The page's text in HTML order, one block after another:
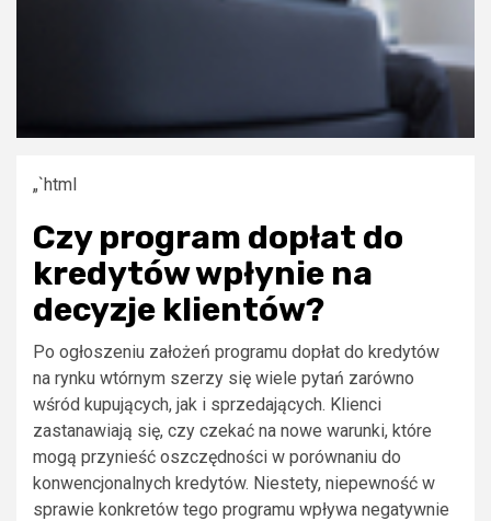
„`html
Czy program dopłat do
kredytów wpłynie na
decyzje klientów?
Po ogłoszeniu założeń programu dopłat do kredytów
na rynku wtórnym szerzy się wiele pytań zarówno
wśród kupujących, jak i sprzedających. Klienci
zastanawiają się, czy czekać na nowe warunki, które
mogą przynieść oszczędności w porównaniu do
konwencjonalnych kredytów. Niestety, niepewność w
sprawie konkretów tego programu wpływa negatywnie